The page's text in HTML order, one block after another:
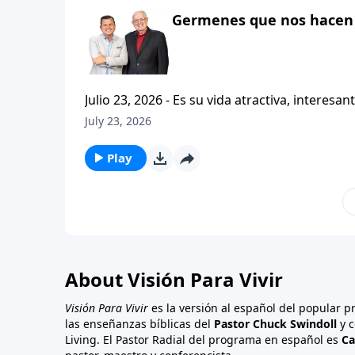
Germenes que nos
Julio 23, 2026 - Es su vida atractiva, interesante o contagiosa? Bienvenido a
Carlos A. Zazueta. Actualmente estamos estudiando la primera carta a los Tesalonicenses, con esta serie
July 23, 2026
Play
About Visión Para Vivir
Visión Para Vivir es la versión al español del popular
las enseñanzas bíblicas del Pastor Chuck Swindoll y
Living. El Pastor Radial del programa en español es